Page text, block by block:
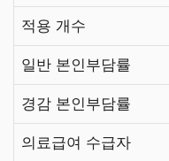
적용 개수
일반 본인부담률
경감 본인부담률
의료급여 수급자